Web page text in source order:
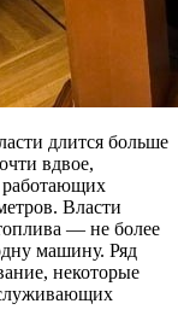
длится больше
вдвое,
работающих
Власти
— не более
машину. Ряд
некоторые